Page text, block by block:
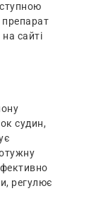
препарат
сайті
судин,
регулює